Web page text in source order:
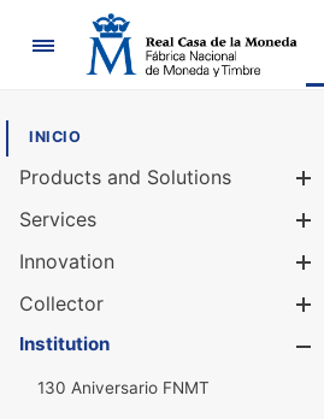
Navigation
INICIO
Products and Solutions
Services
Innovation
Collector
Institution
130 Aniversario FNMT